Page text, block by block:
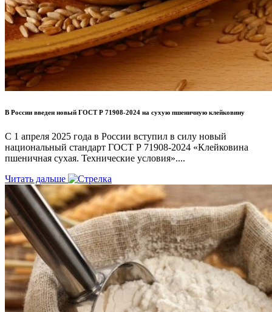
В России введен новый ГОСТ Р 71908-2024 на сухую пшеничную клейковину
С 1 апреля 2025 года в России вступил в силу новый
национальный стандарт ГОСТ Р 71908-2024 «Клейковина
пшеничная сухая. Технические условия»....
Читать дальше